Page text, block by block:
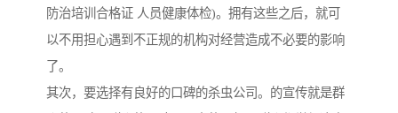
防治培训合格证 人员健康体检)。拥有这些之后，就可
以不用担心遇到不正规的机构对经营造成不必要的影响
了。
其次，要选择有良好的口碑的杀虫公司。的宣传就是群